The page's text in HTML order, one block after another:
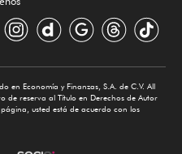
en Economía y Finanzas, S.A. de C.V. All
de reserva al Título en Derechos de Autor
usted está de acuerdo con los